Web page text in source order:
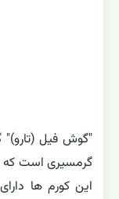
"گوش فیل
گرمسیری است که
این کورم ها